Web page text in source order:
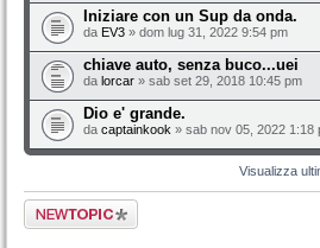
Iniziare con un Sup da onda.
da EV3 » dom lug 31, 2022 9:54 pm
chiave auto, senza buco...uei
da lorcar » sab set 29, 2018 10:45 pm
Dio e' grande.
da captainkook » sab nov 05, 2022 1:18
Visualizza
Scrivi un nuovo
argomento